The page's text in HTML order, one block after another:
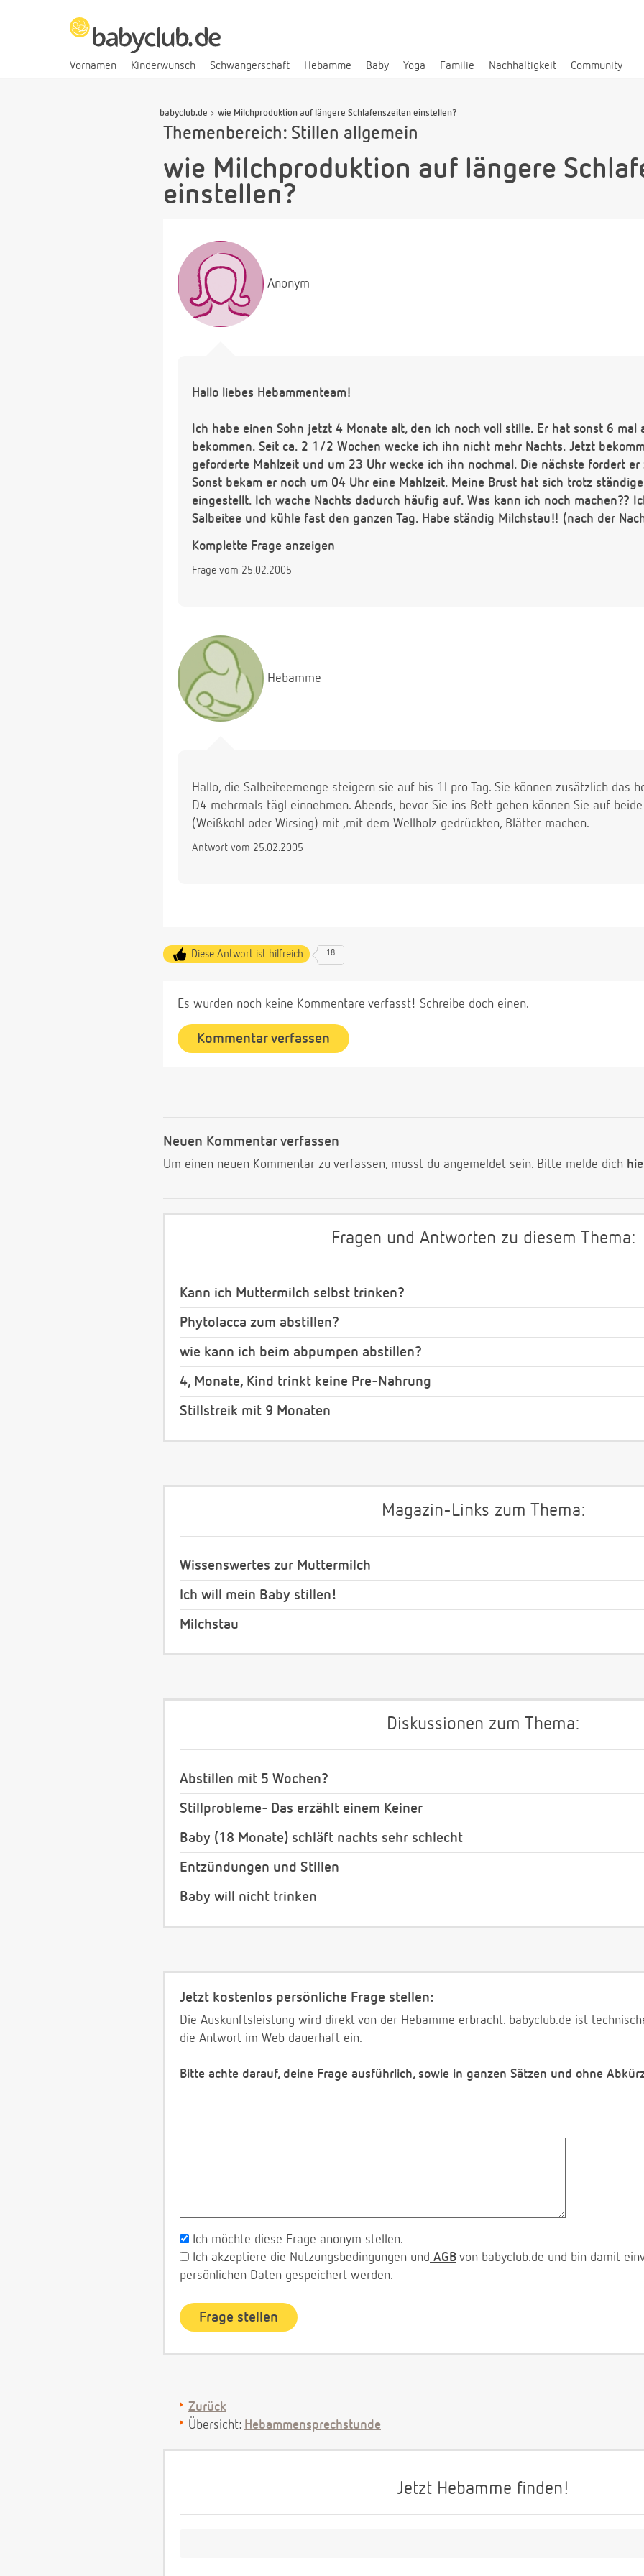
Vornamen Kinderwunsch Schwangerschaft Hebamme Baby Yoga Familie Nachhaltigkeit Community
babyclub.de wie Milchproduktion auf längere Schlafenszeiten einstellen?
Themenbereich: Stillen allgemein
wie Milchproduktion auf längere
einstellen?
Anonym
Hallo liebes Hebammenteam!
Ich habe einen Sohn jetzt 4 Monate alt, den ich noch voll stille. Er hat sonst 6 mal
bekommen. Seit ca. 2 1/2 Wochen wecke ich ihn nicht mehr Nachts. Jetzt
geforderte Mahlzeit und um 23 Uhr wecke ich ihn nochmal. Die nächste fordert er
Sonst bekam er noch um 04 Uhr eine Mahlzeit. Meine Brust hat sich trotz
eingestellt. Ich wache Nachts dadurch häufig auf. Was kann ich noch machen??
Salbeitee und kühle fast den ganzen Tag. Habe ständig Milchstau!! (nach der
Brüsten eine dreiviertel Stunde jetzt mache ich ihn nach 20 minuten ab. Seit dem
mehr so doll. Ich wechsel auch ständig die Stillpositionen, aber ich habe einfach
Komplette Frage anzeigen
Frage vom 25.02.2005
Hebamme
Hallo, die Salbeiteemenge steigern sie auf bis 1l pro Tag. Sie können zusätzlich das
D4 mehrmals tägl einnehmen. Abends, bevor Sie ins Bett gehen können Sie auf
(Weißkohl oder Wirsing) mit ,mit dem Wellholz gedrückten, Blätter machen.
Antwort vom 25.02.2005
Diese Antwort ist hilfreich 18
Es wurden noch keine Kommentare verfasst! Schreibe doch einen.
Kommentar verfassen
Neuen Kommentar verfassen
Um einen neuen Kommentar zu verfassen, musst du angemeldet sein. Bitte melde dich
Fragen und Antworten zu diesem Thema:
Kann ich Muttermilch selbst trinken?
Phytolacca zum abstillen?
wie kann ich beim abpumpen abstillen?
4, Monate, Kind trinkt keine Pre-Nahrung
Stillstreik mit 9 Monaten
Magazin-Links zum Thema:
Wissenswertes zur Muttermilch
Ich will mein Baby stillen!
Milchstau
Diskussionen zum Thema:
Abstillen mit 5 Wochen?
Stillprobleme- Das erzählt einem Keiner
Baby (18 Monate) schläft nachts sehr schlecht
Entzündungen und Stillen
Baby will nicht trinken
Jetzt kostenlos persönliche Frage stellen:
Die Auskunftsleistung wird direkt von der Hebamme erbracht. babyclub.de ist
die Antwort im Web dauerhaft ein.
Bitte achte darauf, deine Frage ausführlich, sowie in ganzen Sätzen und ohne
Ich möchte diese Frage anonym stellen.
Ich akzeptiere die Nutzungsbedingungen und AGB von babyclub.de und bin damit
persönlichen Daten gespeichert werden.
Zurück
Übersicht: Hebammensprechstunde
Jetzt Hebamme finden!